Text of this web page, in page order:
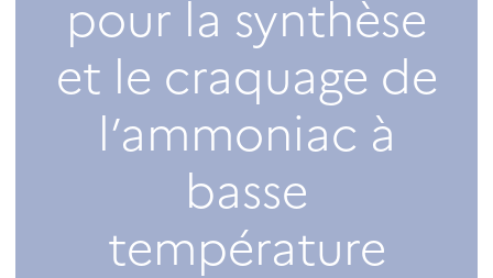
pour la synthèse
et le craquage de
l’ammoniac à
basse
température